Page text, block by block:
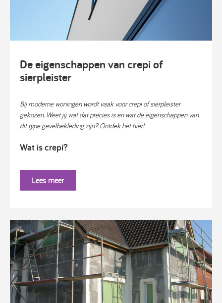
De eigenschappen van crepi of
sierpleister
Bij moderne woningen wordt vaak voor crepi of sierpleister
gekozen. Weet jij wat dat precies is en wat de eigenschappen van
dit type gevelbekleding zijn? Ontdek het hier!
Wat is crepi?
Lees meer